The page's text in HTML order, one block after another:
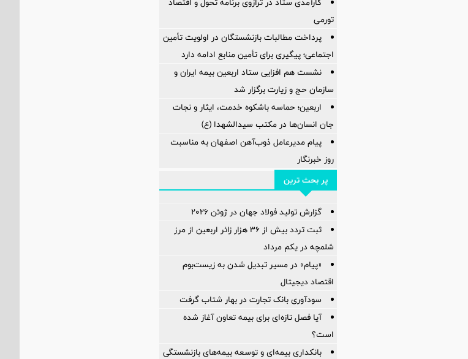
تورمی
پرداخت مطالبات بازنشستگان در اولویت تأمین
اجتماعی؛ پیگیری برای تأمین منابع ادامه دارد
نشست هم افزایی ستاد اربعین بیمه ایران و
سازمان حج و زیارت برگزار شد
اربعین؛ حماسه باشکوه خدمت، ایثار و نجات
جان انسان‌ها در مکتب سیدالشهدا (ع)
پیام مدیرعامل ذوب‌آهن اصفهان به مناسبت
روز خبرنگار
پر بحث ترین
گزارش تولید فولاد جهان در ژوئن ۲۰۲۶
ثبت تردد بیش از ۳۶ هزار زائر اربعین از مرز
شلمچه در یکم مرداد
«پیام» در مسیر تبدیل شدن به زیست‌بوم
اقتصاد دیجیتال
سودآوری بانک تجارت در بهار شتاب گرفت
آیا فصل تازه‌ای برای بیمه تعاون آغاز شده
است؟
بانکداری بیمه‌ای و توسعه بیمه‌های بازنشستگی